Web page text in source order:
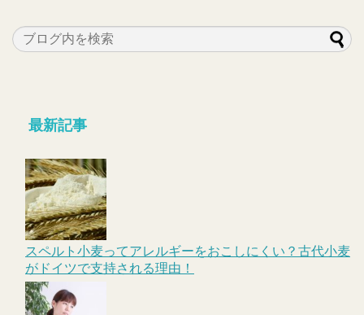
最新記事
スペルト小麦ってアレルギーをおこしにくい？古代小麦
がドイツで支持される理由！